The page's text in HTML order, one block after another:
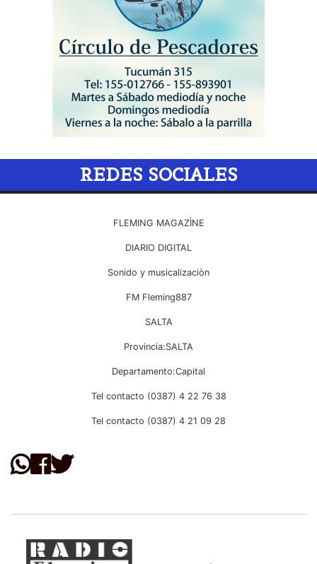
REDES SOCIALES
FLEMING MAGAZÌNE
DIARIO DIGITAL
Sonido y musicalizaciòn
FM Fleming887
SALTA
Provincia:SALTA
Departamento:Capital
Tel contacto (0387) 4 22 76 38
Tel contacto (0387) 4 21 09 28